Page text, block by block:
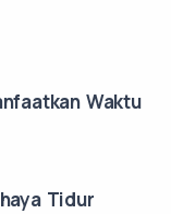
Waktu
Tidur